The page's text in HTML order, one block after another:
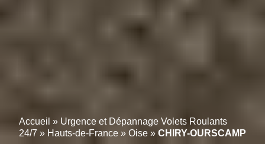
Accueil » Urgence et Dépannage Volets Roulants
24/7 » Hauts-de-France » Oise » CHIRY-OURSCAMP